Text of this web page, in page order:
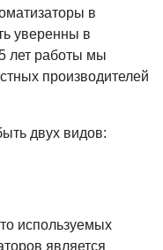
в
уверенны в
лет работы мы
производителей
двух видов:
используемых
является